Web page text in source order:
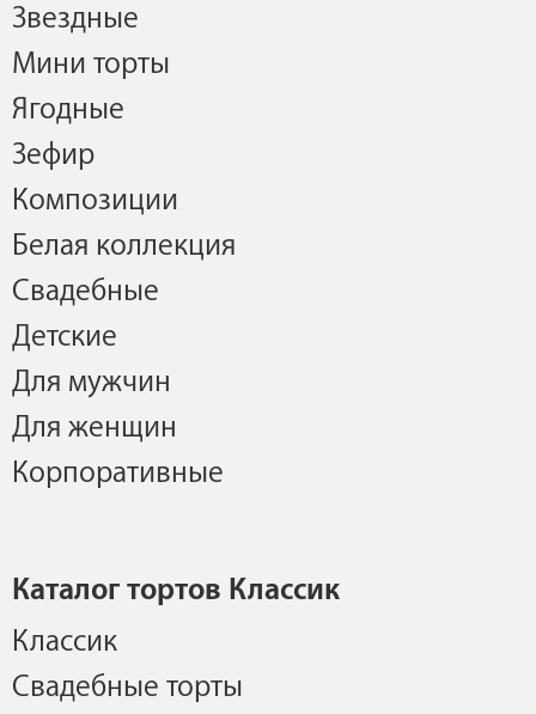
Звездные
Мини торты
Ягодные
Зефир
Композиции
Белая коллекция
Свадебные
Детские
Для мужчин
Для женщин
Корпоративные
Каталог тортов Классик
Классик
Свадебные торты